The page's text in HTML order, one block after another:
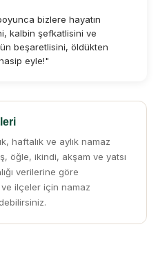
bizlere hayatın
kalbin şefkatlisini ve
beşaretlisini, öldükten
eyle!"
haftalık ve aylık namaz
öğle, ikindi, akşam ve yatsı
verilerine göre
ilçeler için namaz